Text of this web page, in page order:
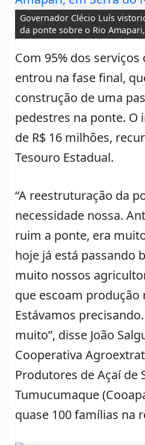
Governador Clécio Luís
da ponte sobre o Rio
Com 95% dos
entrou na fase final,
construção de uma
pedestres na ponte.
de R$ 16 milhões,
Tesouro Estadual.
“A reestruturação da
necessidade nossa.
ruim a ponte, era
hoje já está passando
muito nossos
que escoam produção
Estávamos
muito”, disse João
Cooperativa
Produtores de Açaí de
Tumucumaque
quase 100 famílias na